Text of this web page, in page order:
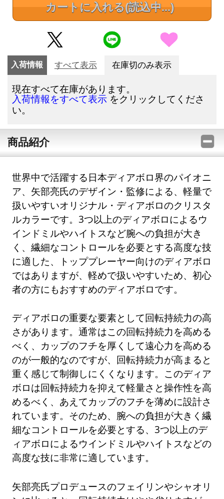
カートに入れる(読込中...)
入荷情報 すべて表示 在庫切のみ表示
現在すべて在庫があります。
入荷情報をすべて表示 をクリックしてくださ
い。
商品紹介
世界中で活躍する日本ディアボロ界のパイオニ
ア、矢部亮氏のデザイン・監修による、軽量で
扱いやすいオリジナル・ディアボロのクリスタ
ルカラーです。3つ以上のディアボロによるウ
インドミルやハイトスなど腕への負担が大き
く、繊細なコントロールを必要とする高度な技
に適した、トッププレーヤー向けのディアボロ
ではありますが、軽めで扱いやすいため、初心
者の方にもおすすめのディアボロです。
ディアボロの重要な要素として回転持続力の高
さがあります。通常はこの回転持続力を高める
べく、カップのフチを厚くして遠心力を高める
のが一般的なのですが、回転持続力が高まると
重く感じて制御しにくくなります。このディア
ボロは回転持続力を抑えて軽量さと操作性を高
めるべく、あえてカップのフチを薄めに設計さ
れています。そのため、腕への負担が大きく繊
細なコントロールを必要とする、3つ以上のデ
ィアボロによるウインドミルやハイトスなどの
高度な技に非常に適しています。
矢部亮氏プロデュースのフェイリンやシャオリ